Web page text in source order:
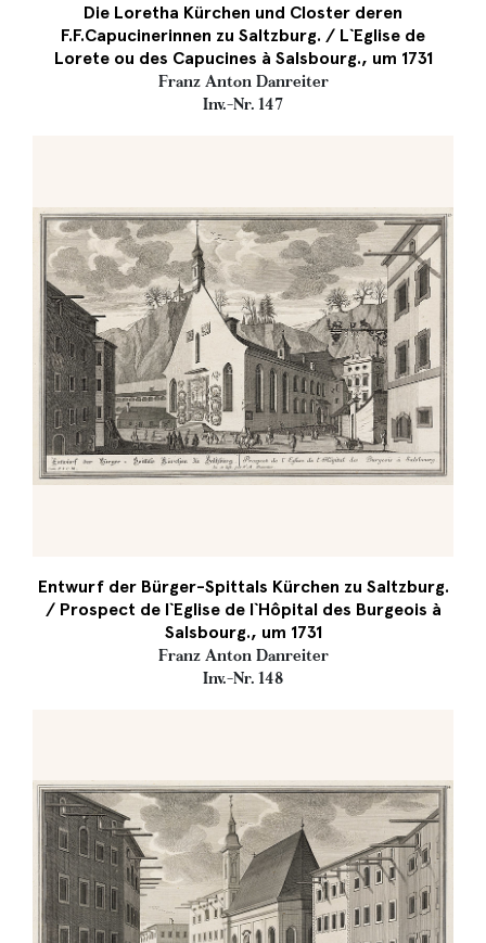
Die Loretha Kürchen und Closter deren
F.F.Capucinerinnen zu Saltzburg. / L`Eglise de
Lorete ou des Capucines à Salsbourg., um 1731
Franz Anton Danreiter
Inv.-Nr. 147
Entwurf der Bürger-Spittals Kürchen zu Saltzburg.
/ Prospect de l`Eglise de l`Hôpital des Burgeois à
Salsbourg., um 1731
Franz Anton Danreiter
Inv.-Nr. 148